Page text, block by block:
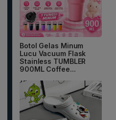
Botol Gelas Minum
Lucu Vacuum Flask
Stainless TUMBLER
900ML Coffee...